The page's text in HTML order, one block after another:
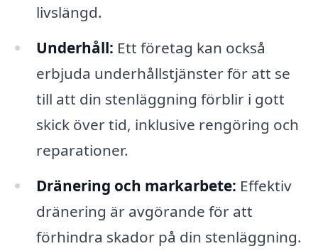
livslängd.
Underhåll: Ett företag kan också
erbjuda underhållstjänster för att se
till att din stenläggning förblir i gott
skick över tid, inklusive rengöring och
reparationer.
Dränering och markarbete: Effektiv
dränering är avgörande för att
förhindra skador på din stenläggning.